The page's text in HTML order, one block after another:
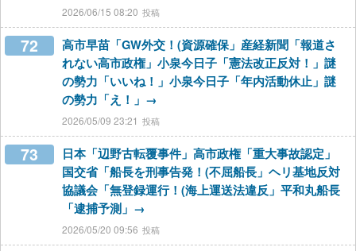
2026/06/15 08:20
72
高市早苗「GW外交！(資源確保」産経新聞「報道さ
れない高市政権」小泉今日子「憲法改正反対！」謎
の勢力「いいね！」小泉今日子「年内活動休止」謎
の勢力「え！」→
2026/05/09 23:21
73
日本「辺野古転覆事件」高市政権「重大事故認定」
国交省「船長を刑事告発！(不屈船長」ヘリ基地反対
協議会「無登録運行！(海上運送法違反」平和丸船長
「逮捕予測」→
2026/05/20 09:56